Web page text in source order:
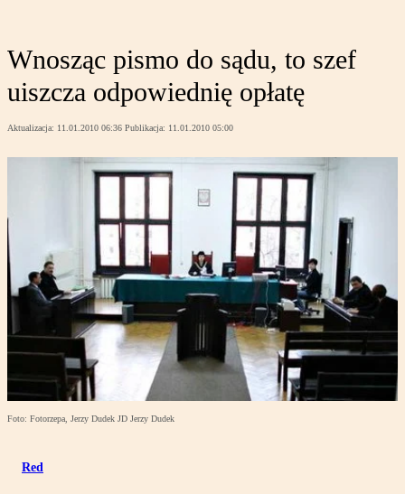
Wnosząc pismo do sądu, to szef
uiszcza odpowiednię opłatę
Aktualizacja: 11.01.2010 06:36 Publikacja: 11.01.2010 05:00
Foto: Fotorzepa, Jerzy Dudek JD Jerzy Dudek
Red